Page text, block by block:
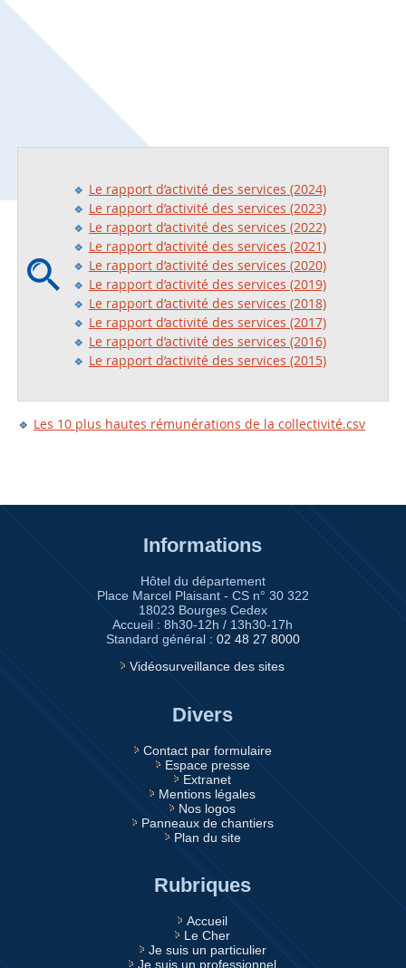
🔹 Le rapport d’activité des services (2024)
🔹 Le rapport d’activité des services (2023)
🔹 Le rapport d’activité des services (2022)
🔹 Le rapport d’activité des services (2021)
🔹 Le rapport d’activité des services (2020)
🔹 Le rapport d’activité des services (2019)
🔹 Le rapport d’activité des services (2018)
🔹 Le rapport d’activité des services (2017)
🔹 Le rapport d’activité des services (2016)
🔹 Le rapport d’activité des services (2015)
🔹 Les 10 plus hautes rémunérations de la collectivité.csv
Informations
Hôtel du département
Place Marcel Plaisant - CS n° 30 322
18023 Bourges Cedex
Accueil : 8h30-12h / 13h30-17h
Standard général : 02 48 27 8000
Vidéosurveillance des sites
Divers
Contact par formulaire
Espace presse
Extranet
Mentions légales
Nos logos
Panneaux de chantiers
Plan du site
Rubriques
Accueil
Le Cher
Je suis un particulier
Je suis un professionnel